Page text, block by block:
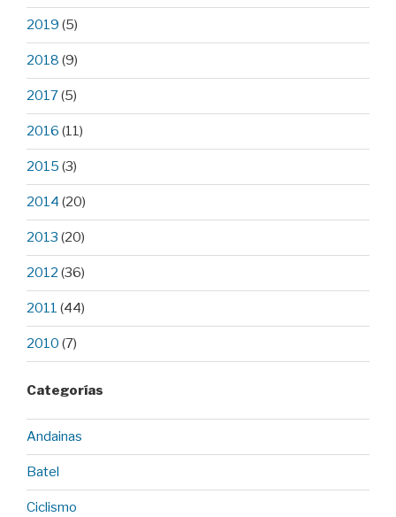
2019 (5)
2018 (9)
2017(5)
2016 (11)
2015 (3)
2014 (20)
2013 (20)
2012 (36)
2011 (44)
2010 (7)
Categorías
Andainas
Batel
Ciclismo